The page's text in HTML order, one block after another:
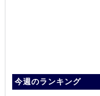
今週のランキング